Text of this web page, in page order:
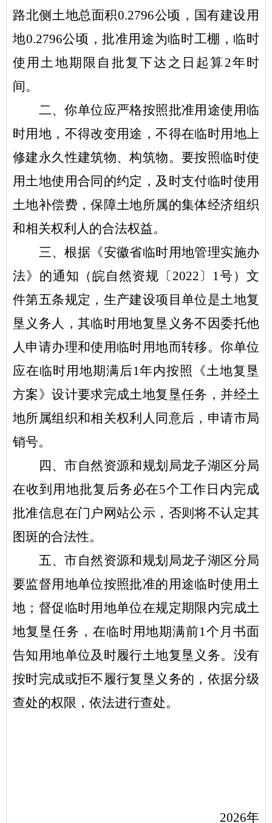
路北侧土地总面积0.2796公顷 ， 国有建设用
地0.2796公顷，批准用途为临时工棚， 临时
使用土地期限自批复下达之日起算 2年时
间。
二、你单位应严格按照批准用途使用临
时用地，不得改变用途，不得在临时用地上
修建永久性建筑物、构筑物。要按照临时使
用土地使用合同的约定，及时支付临时使用
土地补偿费，保障土地所属的集体经济组织
和相关权利人的合法权益。
三、根据《安徽省临时用地管理实施办
法》的通知（皖自然资规〔 2022〕1号）文
件第五条规定，生产建设项目单位是土地复
垦义务人，其临时用地复垦义务不因委托他
人申请办理和使用临时用地而转移。你单位
应在临时用地期满后1年内按照《土地复垦
方案》设计要求完成土地复垦任务，并经土
地所属组织和相关权利人同意后，申请市局
销号。
四、市自然资源和规划局龙子湖区分局
在收到用地批复后务必在5个工作日内完成
批准信息在门户网站公示， 否则将不认定其
图斑的合法性。
五、市自然资源和规划局龙子湖区分局
要监督用地单位按照批准的用途临时使用土
地；督促临时用地单位在规定期限内完成土
地复垦任务，在临时用地期满前1个月书面
告知用地单位及时履行土地复垦义务。没有
按时完成或拒不履行复垦义务的，依据分级
查处的权限，依法进行查处。
2026年